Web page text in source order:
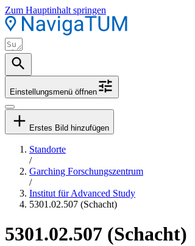
Zum Hauptinhalt springen
Einstellungsmenü öffnen
Erstes Bild hinzufügen
Standorte
/
Garching Forschungszentrum
/
Institut für Advanced Study
5301.02.507 (Schacht)
5301.02.507 (Schacht)